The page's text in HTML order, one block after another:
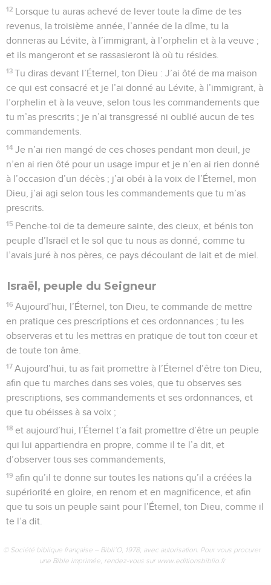
12 Lorsque tu auras achevé de lever toute la dîme de tes
revenus, la troisième année, l’année de la dîme, tu la
donneras au Lévite, à l’immigrant, à l’orphelin et à la veuve ;
et ils mangeront et se rassasieront là où tu résides.
13 Tu diras devant l’Éternel, ton Dieu : J’ai ôté de ma maison
ce qui est consacré et je l’ai donné au Lévite, à l’immigrant, à
l’orphelin et à la veuve, selon tous les commandements que
tu m’as prescrits ; je n’ai transgressé ni oublié aucun de tes
commandements.
14 Je n’ai rien mangé de ces choses pendant mon deuil, je
n’en ai rien ôté pour un usage impur et je n’en ai rien donné
à l’occasion d’un décès ; j’ai obéi à la voix de l’Éternel, mon
Dieu, j’ai agi selon tous les commandements que tu m’as
prescrits.
15 Penche-toi de ta demeure sainte, des cieux, et bénis ton
peuple d’Israël et le sol que tu nous as donné, comme tu
l’avais juré à nos pères, ce pays découlant de lait et de miel.
Israël, peuple du Seigneur
16 Aujourd’hui, l’Éternel, ton Dieu, te commande de mettre
en pratique ces prescriptions et ces ordonnances ; tu les
observeras et tu les mettras en pratique de tout ton cœur et
de toute ton âme.
17 Aujourd’hui, tu as fait promettre à l’Éternel d’être ton Dieu,
afin que tu marches dans ses voies, que tu observes ses
prescriptions, ses commandements et ses ordonnances, et
que tu obéisses à sa voix ;
18 et aujourd’hui, l’Éternel t’a fait promettre d’être un peuple
qui lui appartiendra en propre, comme il te l’a dit, et
d’observer tous ses commandements,
19 afin qu’il te donne sur toutes les nations qu’il a créées la
supériorité en gloire, en renom et en magnificence, et afin
que tu sois un peuple saint pour l’Éternel, ton Dieu, comme il
te l’a dit.
© Société biblique française – Bibli’O, 1978, avec autorisation. Pour vous procurer
une Bible imprimée, rendez-vous sur www.editionsbiblio.fr